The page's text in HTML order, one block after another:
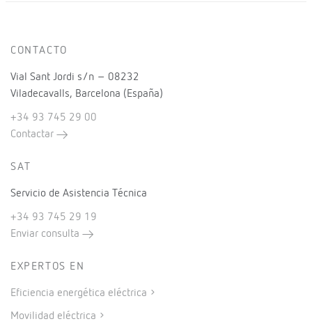
CONTACTO
Vial Sant Jordi s/n – 08232
Viladecavalls, Barcelona (España)
+34 93 745 29 00
Contactar
SAT
Servicio de Asistencia Técnica
+34 93 745 29 19
Enviar consulta
EXPERTOS EN
Eficiencia energética eléctrica
Movilidad eléctrica